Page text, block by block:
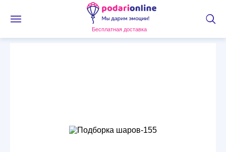
Бесплатная доставка